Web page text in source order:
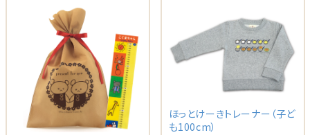
ほっとけーきトレーナー（子ど
も100cm）